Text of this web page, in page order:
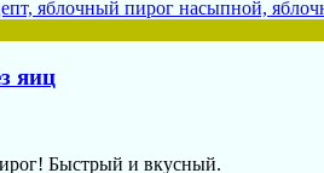
яиц
Быстрый и вкусный.